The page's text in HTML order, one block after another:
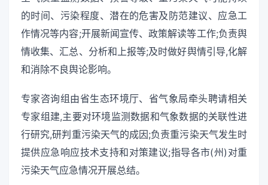
的时间、污染程度、潜在的危害及防范建议、应急工
作情况等内容;开展新闻宣传、政策解读等工作;负责舆
情收集、汇总、分析和上报等;及时做好舆情引导,化解
和消除不良舆论影响。
专家咨询组由省生态环境厅、省气象局牵头聘请相关
专家组建,主要对环境监测数据和气象数据的关联性进
行研究,研判重污染天气的成因;负责重污染天气发生时
提供应急响应技术支持和对策建议;指导各市(州)对重
污染天气应急情况开展总结。